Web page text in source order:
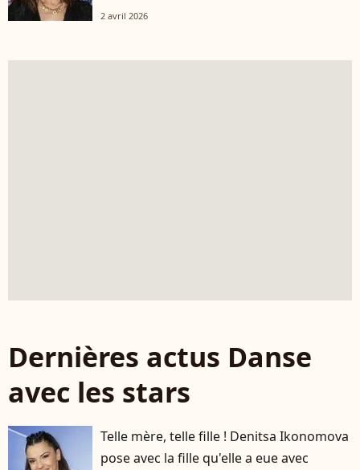
2 avril 2026
Dernières actus Danse
avec les stars
Telle mère, telle fille ! Denitsa Ikonomova
pose avec la fille qu'elle a eue avec